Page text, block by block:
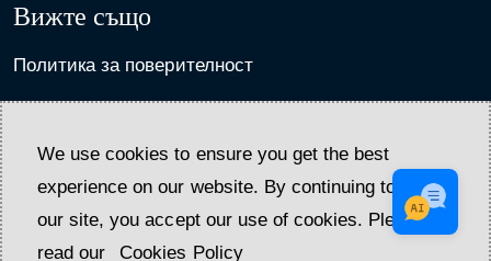
We use cookies to ensure you get the best
experience on our website. By continuing to use
our site, you accept our use of cookies. Please
read our
Cookies Policy
Вижте също
Политика за поверителност
Политика за анулиране и общи условия
Дом Настаняване Свържете се с нас